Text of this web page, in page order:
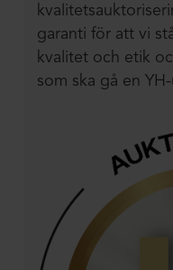
garanti för att vi
kvalitet och etik
som ska gå en